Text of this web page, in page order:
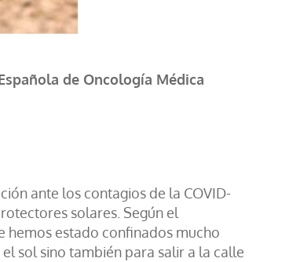
de Oncología Médica
ante los contagios de la COVID-
solares. Según el
hemos estado confinados mucho
sol sino también para salir a la calle